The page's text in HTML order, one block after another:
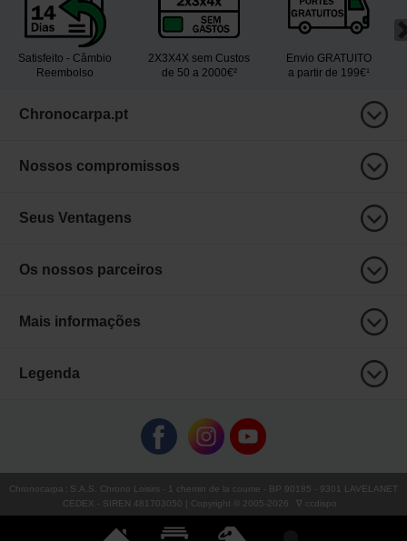
Satisfeito - Câmbio
Reembolso
2X3X4X sem Custos
de 50 a 2000€²
Envio GRATUITO
a partir de 199€¹
Chronocarpa.pt
Nossos compromissos
Seus Ventagens
Os nossos parceiros
Mais informações
Legenda
Chronocarpa : S.A.S. Chrono Loisirs - 1 chemin de la coume - BP 90185 - 9301 LAVELANET
CEDEX - SIREN 481703050 | Copyright © 2005-2026 ∇ ccdispo